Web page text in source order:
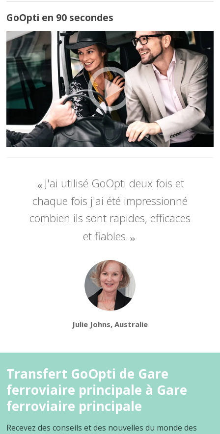
GoOpti en 90 secondes
J'ai utilisé GoOpti deux fois et
chaque fois j'ai été impressionné
combien ils sont rapides, efficaces
et fiables.
Julie Johns, Australie
Transfert GoOpti de Gare
ferroviaire principale à Gare
ferroviaire principale
Recevez des conseils et des nouvelles du monde des